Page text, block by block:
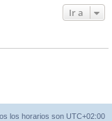
Ir a
los horarios son UTC+02:00